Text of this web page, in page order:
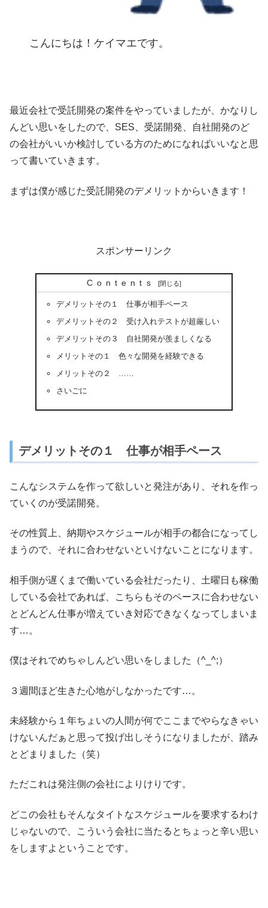
こんにちは！ケイマエです。
最近会社で受託開発の案件をやっていましたが、かなりし
んどい思いをしたので、SES、受諾開発、自社開発のど
の会社がいいか検討している方のためになればいいなと思
って書いていきます。
まずは僕が感じた受託開発のデメリットからいきます！
スポンサーリンク
Contents
デメリットその１ 仕事が相手ペース
デメリットその２ 受け入れテストが超厳しい
デメリットその３ 自社開発が羨ましくなる
メリットその１ 色々な開発を経験できる
メリットその２ ……
さいごに
デメリットその１ 仕事が相手ペース
こんなシステムを作って欲しいと発注があり、それを作っ
ていくのが受諾開発。
その性質上、納期やスケジュールが相手の都合になってし
まうので、それに合わせないといけないことになります。
相手側が遅くまで働いている会社だったり、土曜日も稼働
している会社であれば、こちらもそのペースに合わせない
とどんどん仕事が増えていき対応できなくなってしまいま
す…。
僕はそれでめちゃしんどい思いをしました（^_^;）
３週間ほど生きた心地がしなかったです…。
未経験から１年ちょいの人間が何でここまでやらなきゃい
けないんだぁと思って投げ出しそうになりましたが、踏み
とどまりました（笑）
ただこれは発注側の会社によりけりです。
どこの会社もそんなタイトなスケジュールを要求するわけ
じゃないので、こういう会社に当たるとちょっと辛い思い
をしますよということです。